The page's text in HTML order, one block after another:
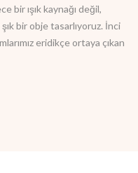
bir ışık kaynağı değil,
bir obje tasarlıyoruz. İnci
eridikçe ortaya çıkan